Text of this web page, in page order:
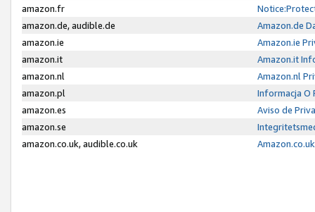
amazon.fr
amazon.de, audible.de
Amazon.de
amazon.ie
Amazon.ie
amazon.it
Amazon.it
amazon.nl
Amazon.nl
amazon.pl
Informacja O
amazon.es
Aviso de
amazon.se
amazon.co.uk, audible.co.uk